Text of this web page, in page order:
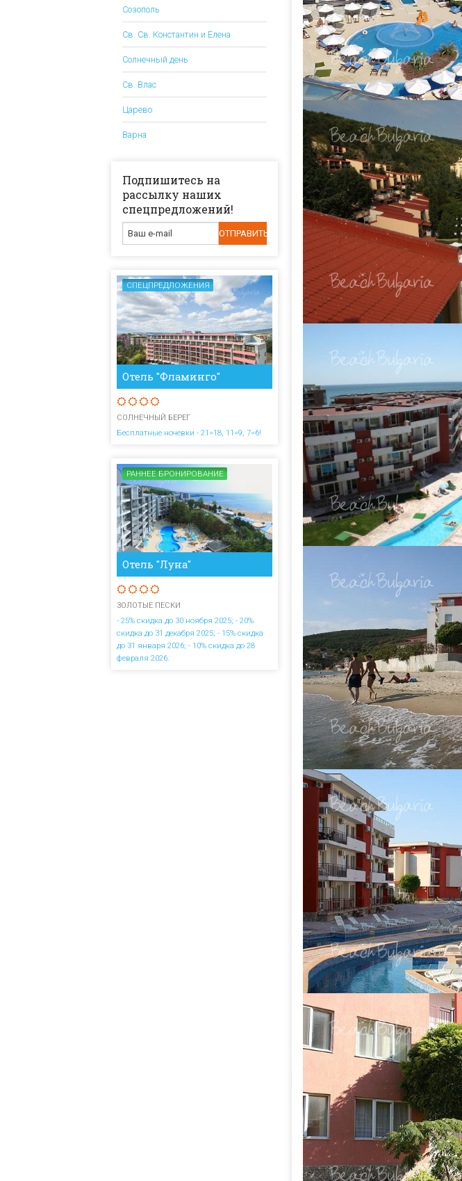
Созополь
Св. Св. Константин и Елена
Солнечный день
Св. Влас
Царево
Варна
Подпишитесь на
рассылку наших
спецпредложений!
СПЕЦПРЕДЛОЖЕНИЯ
Отель "Фламинго"
СОЛНЕЧНЫЙ БЕРЕГ
Бесплатные ночевки - 21=18, 11=9, 7=6!
РАННЕЕ БРОНИРОВАНИЕ
Отель "Луна"
ЗОЛОТЫЕ ПЕСКИ
- 25% скидка до 30 ноября 2025; - 20%
скидка до 31 декабря 2025; - 15% скидка
до 31 января 2026; - 10% скидка до 28
февраля 2026.